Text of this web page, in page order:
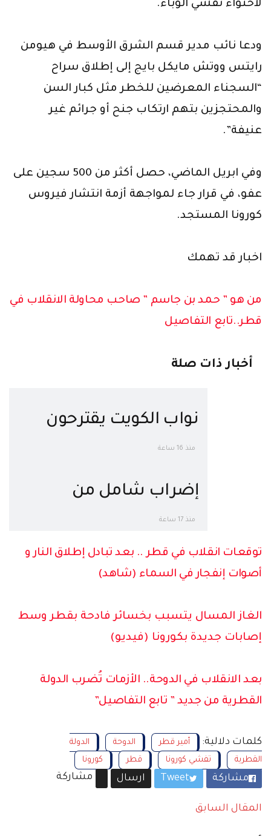
لاحتواء تفشي الوباء.
ودعا نائب مدير قسم الشرق الأوسط في هيومن
رايتس ووتش مايكل بايج إلى إطلاق سراح
“السجناء المعرضين للخطر مثل كبار السن
والمحتجزين بتهم ارتكاب جنح أو جرائم غير
عنيفة”.
وفي ابريل الماضي، حصل أكثر من 500 سجين على
عفو، في قرار جاء لمواجهة أزمة انتشار فيروس
كورونا المستجد.
اخبار قد تهمك
من هو ” حمد بن جاسم ” صاحب محاولة الانقلاب في
قطر..تابع التفاصيل
أخبار ذات صلة
نواب الكويت يقترحون
ترحيل نصف مليون مقيم
منذ 16 ساعة
إضراب شامل من
أصحاب الصيدليات في
أحد الدول العربية
والسبب غريب ” تابع “
منذ 17 ساعة
توقعات انقلاب في قطر .. بعد تبادل إطلاق النار و
أصوات إنفجار في السماء (شاهد)
الغاز المسال يتسبب بخسائر فادحة بقطر وسط
إصابات جديدة بكورونا (فيديو)
بعد الانقلاب في الدوحة.. الأزمات تُضرب الدولة
القطرية من جديد ” تابع التفاصيل”
كلمات دلالية: أمير قطر الدوحة
الدولة
القطرية
تفشي كورونا قطر كورونا
مشاركة Tweet ارسال مشاركة
المقال السابق